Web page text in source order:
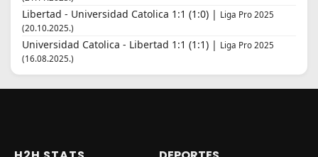
Libertad - Universidad Catolica 1:1 (1:0) | Liga Pro 2025
(20.10.2025.)
Universidad Catolica - Libertad 1:1 (1:1) | Liga Pro 2025
(16.08.2025.)